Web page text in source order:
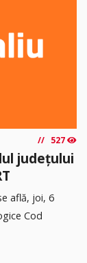
527
județului
află, joi, 6
Cod